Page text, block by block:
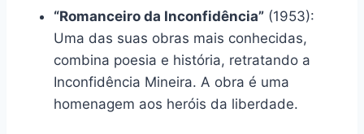
“Romanceiro da Inconfidência” (1953):
Uma das suas obras mais conhecidas,
combina poesia e história, retratando a
Inconfidência Mineira. A obra é uma
homenagem aos heróis da liberdade.